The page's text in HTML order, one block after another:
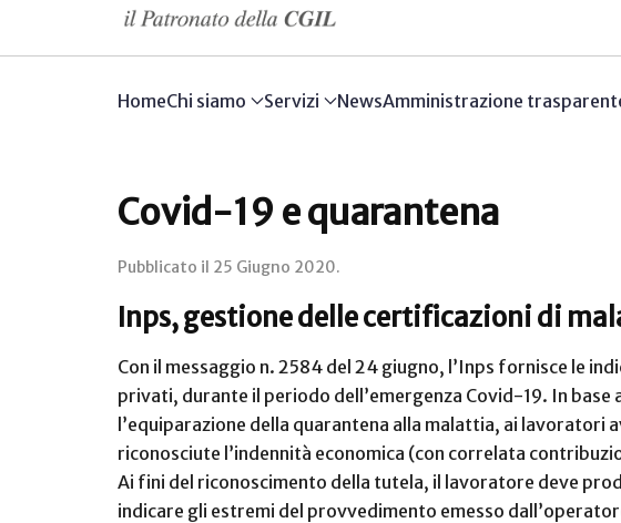
HomeChi siamo Servizi NewsAmministrazione
Covid-19 e quarantena
Pubblicato il 25 Giugno 2020.
Inps, gestione delle certificazioni di
Con il messaggio n. 2584 del 24 giugno, l’Inps fornisce le
privati, durante il periodo dell’emergenza Covid-19. In
l’equiparazione della quarantena alla malattia, ai
riconosciute l’indennità economica (con correlata
Ai fini del riconoscimento della tutela, il lavoratore deve
indicare gli estremi del provvedimento emesso